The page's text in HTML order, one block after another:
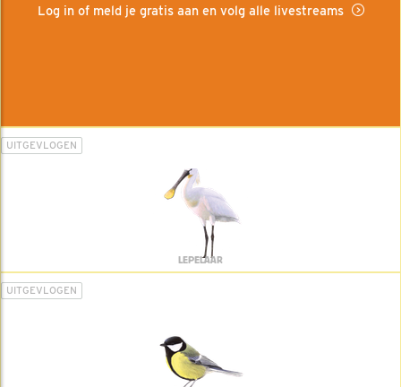
Log in of meld je gratis aan en volg alle livestreams
UITGEVLOGEN
LEPELAAR
UITGEVLOGEN